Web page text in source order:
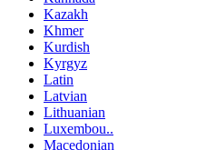
Kazakh
Khmer
Kurdish
Kyrgyz
Latin
Latvian
Lithuanian
Luxembou..
Macedonian